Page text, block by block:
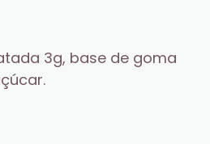
3g, base de goma